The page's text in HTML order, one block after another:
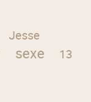
Jesse
sexe
13